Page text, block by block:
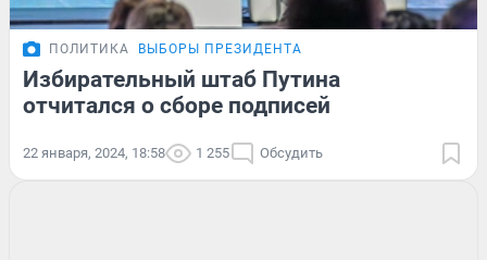
ПОЛИТИКА ВЫБОРЫ ПРЕЗИДЕНТА
Избирательный штаб Путина
отчитался о сборе подписей
22 января, 2024, 18:58 1 255 Обсудить